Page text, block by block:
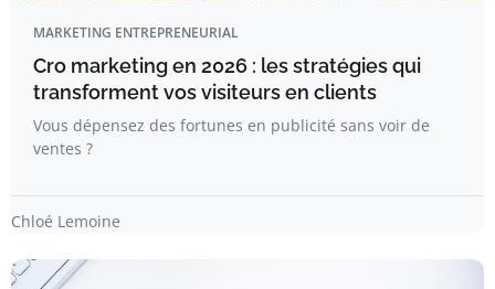
MARKETING ENTREPRENEURIAL
Cro marketing en 2026 : les stratégies qui
transforment vos visiteurs en clients
Vous dépensez des fortunes en publicité sans voir de
ventes ?
Chloé Lemoine